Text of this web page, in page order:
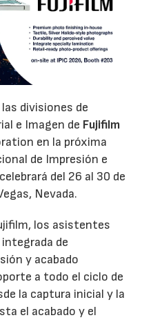
divisiones de
e Imagen de Fujifilm
en la próxima
de Impresión e
del 26 al 30 de
Nevada.
los asistentes
de
y acabado
a todo el ciclo de
la captura inicial y la
el acabado y el